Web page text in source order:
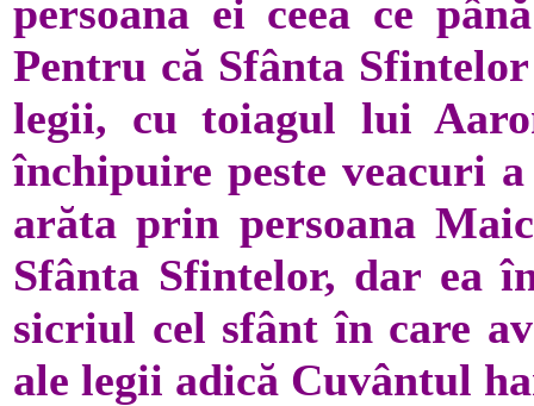
persoana ei ceea ce
Pentru că Sfânta
legii, cu toiagul lui
închipuire peste veacuri
arăta prin persoana
Sfânta Sfintelor, dar ea
sicriul cel sfânt în care
ale legii adică Cuvântul